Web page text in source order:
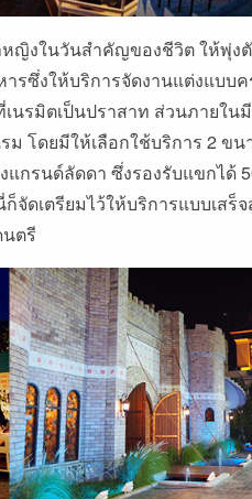
หญิงในวันสำคัญของชีวิต ให้พุ่ง
ารซึ่งให้บริการจัดงานแต่งแบบค
นรมิตเป็นปราสาท ส่วนภายในมี
โดยมีให้เลือกใช้บริการ 2 ข
กรนด์ลัดดา ซึ่งรองรับแขกได้
ดเตรียมไว้ให้บริการแบบเสร็
ตรี